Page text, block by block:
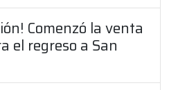
Comenzó la venta
el regreso a San